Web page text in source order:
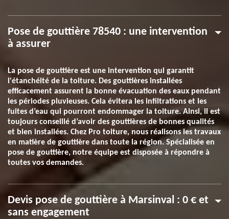
Pose de gouttière 78540 : une intervention
à assurer
La pose de gouttière est une intervention qui garantit
l'étanchéité de la toiture. Des gouttières installées
efficacement assurent la bonne évacuation des eaux pendant
les périodes pluvieuses. Cela évitera les infiltrations et les
fuites d’eau qui pourront endommager la toiture. Ainsi, il est
toujours conseillé d’avoir des gouttières de bonnes qualités
et bien installées. Chez Pro toiture, nous réalisons les travaux
en matière de gouttière dans toute la région. Spécialisée en
pose de gouttière, notre équipe est disposée à répondre à
toutes vos demandes.
Devis pose de gouttière à Marsinval : 0 € et
sans engagement